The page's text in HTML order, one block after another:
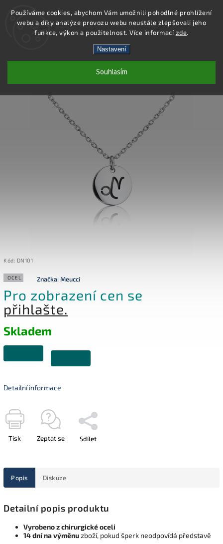
Používáme cookies, abychom Vám umožnili pohodlné prohlížení
webu a díky analýze provozu webu neustále zlepšovali jeho
funkce, výkon a použitelnost. Více informacízde.
Nastavení
Souhlasím
Hledat
DN101 - NÁHRDELNÍK OCEL
Kód: DN101
OCEL Značka:Meucci
Pro zobrazení cen se
přihlašte.
Skladem
Detailní informace
Tisk Zeptat se Sdílet
Popis Diskuze
Detailní popis produktu
Vyrobeno z chirurgické oceli
14 dní na výměnuzboží, pokud šperk neodpovídá představě